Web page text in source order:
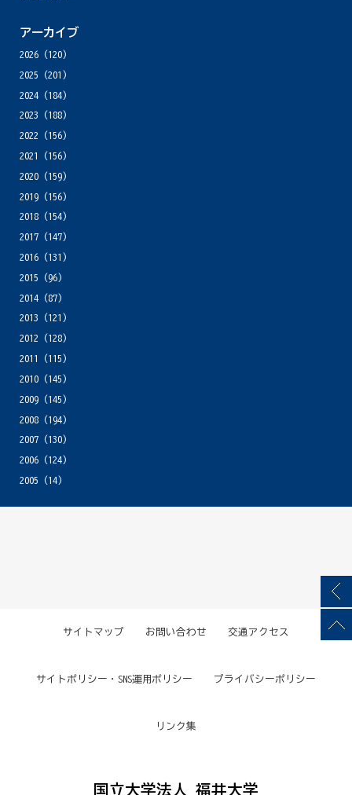
アーカイブ
2026(120)
2025 (201)
2024(184)
2023 (188)
2022 (156)
2021
(156)
2020(159)
2019(156)
2018(154)
2017(147)
2016(131)
2015 (96)
2014(87)
2013 (121)
2012 (128)
2011
(115)
2010(145)
2009(145)
2008(194)
2007(130)
2006(124)
2005 (14)
サイトマップ お問い合わせ 交通アクセス
サイトポリシー・SNS運用ポリシー プライバシーポリシー
リンク集
国立大学法人 福井大学